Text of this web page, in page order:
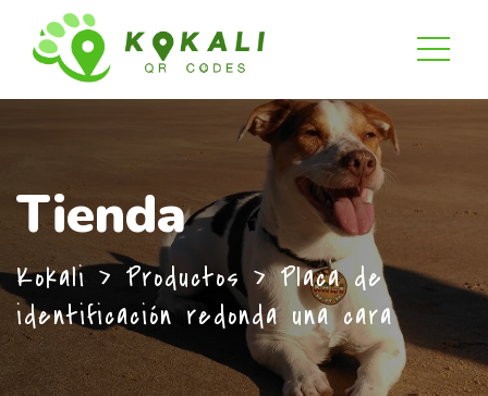
Tienda
Kokali> Productos>Placa de
identificación redonda una cara